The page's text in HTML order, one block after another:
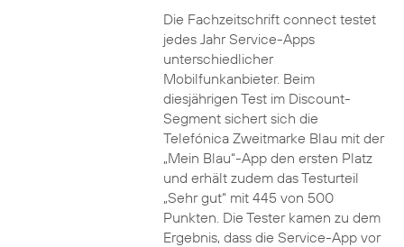
Die Fachzeitschrift connect testet
jedes Jahr Service-Apps
unterschiedlicher
Mobilfunkanbieter. Beim
diesjährigen Test im Discount-
Segment sichert sich die
Telefónica Zweitmarke Blau mit der
„Mein Blau“-App den ersten Platz
und erhält zudem das Testurteil
„Sehr gut“ mit 445 von 500
Punkten. Die Tester kamen zu dem
Ergebnis, dass die Service-App vor